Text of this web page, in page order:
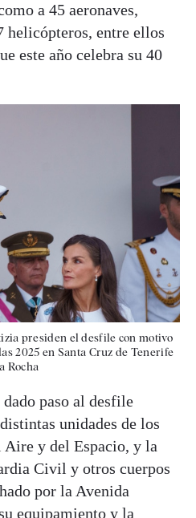
a 45 aeronaves,
helicópteros, entre ellos
este año celebra su 40
presiden el desfile con motivo
2025 en Santa Cruz de Tenerife
Rocha
paso al desfile
unidades de los
y del Espacio, y la
Civil y otros cuerpos
por la Avenida
equipamiento y la